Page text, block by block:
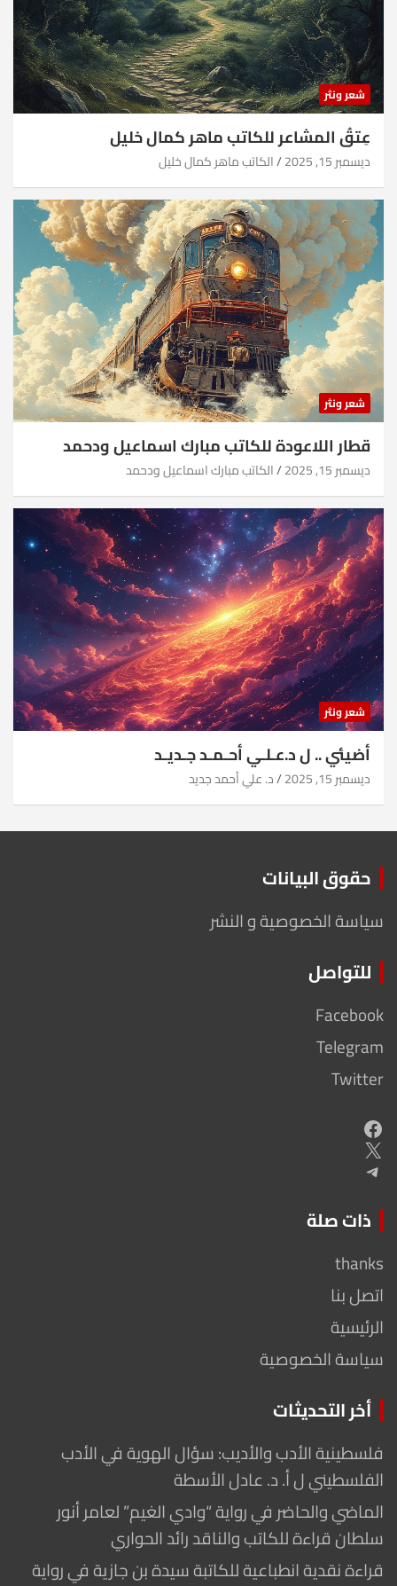
شعر ونثر
عِتقُ المشاعر للكاتب ماهر كمال خليل
ديسمبر 15, 2025 الكاتب ماهر كمال خليل
شعر ونثر
قطار اللاعودة للكاتب مبارك اسماعيل ودحمد
ديسمبر 15, 2025 الكاتب مبارك اسماعيل ودحمد
شعر ونثر
أضيئي .. ل د.عـلـي أحـمـد جـديـد
ديسمبر 15, 2025 د. علي أحمد جديد
حقوق البيانات
سياسة الخصوصية و النشر
للتواصل
Facebook
Telegram
Twitter
Facebook
X
Telegram
ذات صلة
thanks
اتصل بنا
الرئيسية
سياسة الخصوصية
أخر التحديثات
فلسطينية الأدب والأديب: سؤال الهوية في الأدب
الفلسطيني ل أ. د. عادل الأسطة
الماضي والحاضر في رواية “وادي الغيم” لعامر أنور
سلطان قراءة للكاتب والناقد رائد الحواري
قراءة نقدية انطباعية للكاتبة سيدة بن جازية في رواية